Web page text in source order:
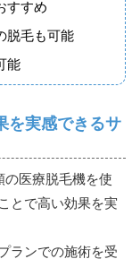
すすめ
脱毛も可能
能
を実感できるサ
の医療脱毛機を使
とで高い効果を実
ランでの施術を受